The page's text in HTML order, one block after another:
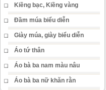
Kiềng bạc, Kiềng vàng
Đầm múa biểu diễn
Giày múa, giày biểu diễn
Áo tứ thân
Áo bà ba nam màu nâu
Áo bà ba nữ khăn rằn